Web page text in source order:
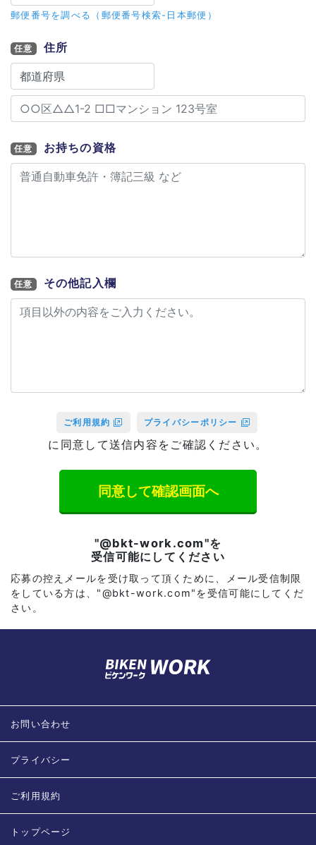
郵便番号を調べる（郵便番号検索-日本郵便）
任意 住所
任意 お持ちの資格
任意 その他記入欄
ご利用規約 プライバシーポリシー
に同意して送信内容をご確認ください。
同意して確認画面へ
"@bkt-work.com"を
受信可能にしてください
応募の控えメールを受け取って頂くために、メール受信制限
をしている方は、"@bkt-work.com"を受信可能にしてくだ
さい。
お問い合わせ
プライバシー
ご利用規約
トップページ